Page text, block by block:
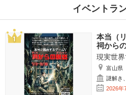
イベントラ
本当（
祠から
現実世
富山県
謎解き
2026年